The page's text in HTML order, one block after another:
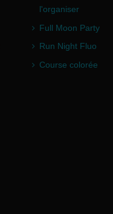
l'organiser
Full Moon Party
Run Night Fluo
Course colorée